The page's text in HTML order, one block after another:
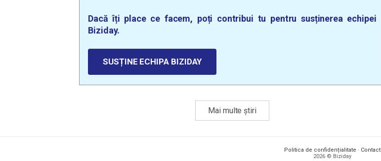
Dacă îți place ce facem, poți contribui tu pentru susținerea echipei
Biziday.
SUSȚINE ECHIPA BIZIDAY
Mai multe știri
Politica de confidențialitate · Contact
2026 © Biziday